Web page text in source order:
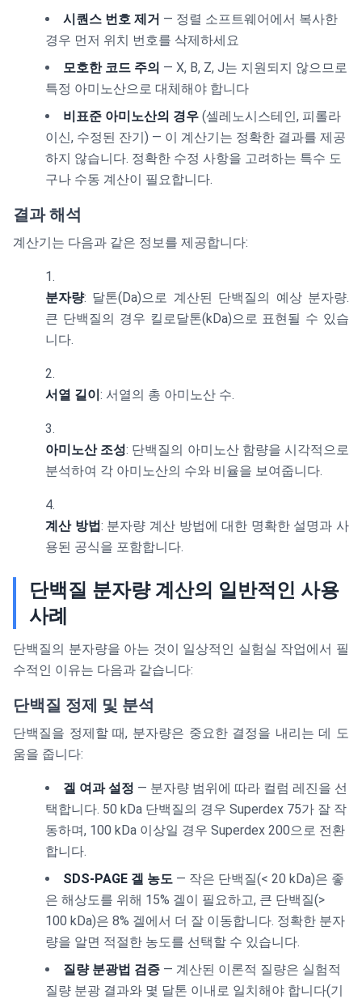
시퀀스 번호 제거 — 정렬 소프트웨어에서 복사한
경우 먼저 위치 번호를 삭제하세요
모호한 코드 주의 — X, B, Z, J는 지원되지 않으므로
특정 아미노산으로 대체해야 합니다
비표준 아미노산의 경우 (셀레노시스테인, 피롤라
이신, 수정된 잔기) — 이 계산기는 정확한 결과를 제공
하지 않습니다. 정확한 수정 사항을 고려하는 특수 도
구나 수동 계산이 필요합니다.
결과 해석
계산기는 다음과 같은 정보를 제공합니다:
분자량: 달톤(Da)으로 계산된 단백질의 예상 분자량.
큰 단백질의 경우 킬로달톤(kDa)으로 표현될 수 있습
니다.
서열 길이: 서열의 총 아미노산 수.
아미노산 조성: 단백질의 아미노산 함량을 시각적으로
분석하여 각 아미노산의 수와 비율을 보여줍니다.
계산 방법: 분자량 계산 방법에 대한 명확한 설명과 사
용된 공식을 포함합니다.
단백질 분자량 계산의 일반적인 사용
사례
단백질의 분자량을 아는 것이 일상적인 실험실 작업에서 필
수적인 이유는 다음과 같습니다:
단백질 정제 및 분석
단백질을 정제할 때, 분자량은 중요한 결정을 내리는 데 도
움을 줍니다:
겔 여과 설정 — 분자량 범위에 따라 컬럼 레진을 선
택합니다. 50 kDa 단백질의 경우 Superdex 75가 잘 작
동하며, 100 kDa 이상일 경우 Superdex 200으로 전환
합니다.
SDS-PAGE 겔 농도 — 작은 단백질(< 20 kDa)은 좋
은 해상도를 위해 15% 겔이 필요하고, 큰 단백질(>
100 kDa)은 8% 겔에서 더 잘 이동합니다. 정확한 분자
량을 알면 적절한 농도를 선택할 수 있습니다.
질량 분광법 검증 — 계산된 이론적 질량은 실험적
질량 분광 결과와 몇 달톤 이내로 일치해야 합니다(기